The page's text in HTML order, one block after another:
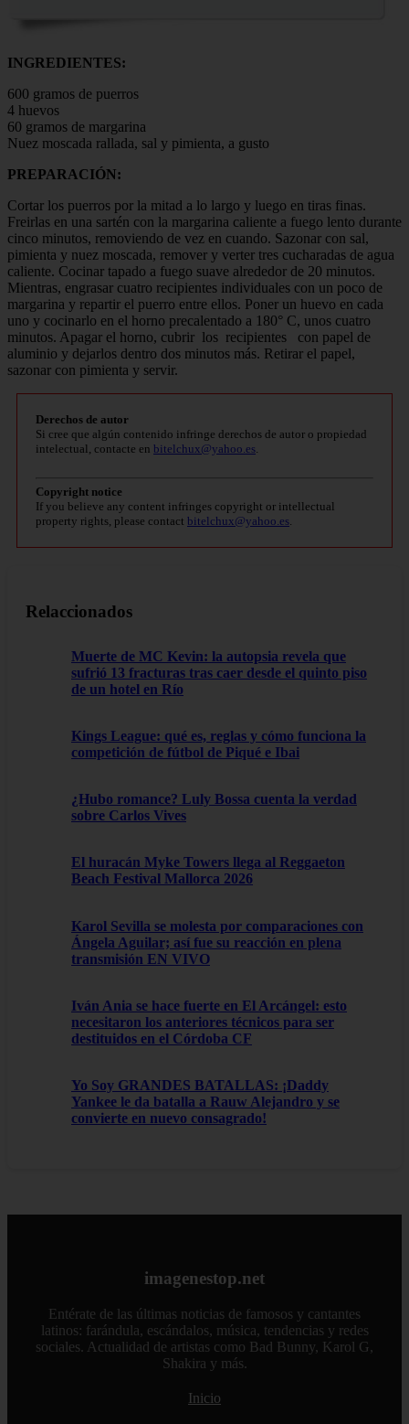
INGREDIENTES:
600 gramos de puerros
4 huevos
60 gramos de margarina
Nuez moscada rallada, sal y pimienta, a gusto
PREPARACIÓN:
Cortar los puerros por la mitad a lo largo y luego en tiras finas.
Freirlas en una sartén con la margarina caliente a fuego lento durante
cinco minutos, removiendo de vez en cuando. Sazonar con sal,
pimienta y nuez moscada, remover y verter tres cucharadas de agua
caliente. Cocinar tapado a fuego suave alrededor de 20 minutos.
Mientras, engrasar cuatro recipientes individuales con un poco de
margarina y repartir el puerro entre ellos. Poner un huevo en cada
uno y cocinarlo en el horno precalentado a 180° C, unos cuatro
minutos. Apagar el horno, cubrir los recipientes con papel de
aluminio y dejarlos dentro dos minutos más. Retirar el papel,
sazonar con pimienta y servir.
Derechos de autor
Si cree que algún contenido infringe derechos de autor o propiedad
intelectual, contacte en bitelchux@yahoo.es.
Copyright notice
If you believe any content infringes copyright or intellectual
property rights, please contact bitelchux@yahoo.es.
Relaccionados
Muerte de MC Kevin: la autopsia revela que
sufrió 13 fracturas tras caer desde el quinto piso
de un hotel en Río
Kings League: qué es, reglas y cómo funciona la
competición de fútbol de Piqué e Ibai
¿Hubo romance? Luly Bossa cuenta la verdad
sobre Carlos Vives
El huracán Myke Towers llega al Reggaeton
Beach Festival Mallorca 2026
Karol Sevilla se molesta por comparaciones con
Ángela Aguilar; así fue su reacción en plena
transmisión EN VIVO
Iván Ania se hace fuerte en El Arcángel: esto
necesitaron los anteriores técnicos para ser
destituidos en el Córdoba CF
Yo Soy GRANDES BATALLAS: ¡Daddy
Yankee le da batalla a Rauw Alejandro y se
convierte en nuevo consagrado!
imagenestop.net
Entérate de las últimas noticias de famosos y cantantes
latinos: farándula, escándalos, música, tendencias y redes
sociales. Actualidad de artistas como Bad Bunny, Karol G,
Shakira y más.
Inicio